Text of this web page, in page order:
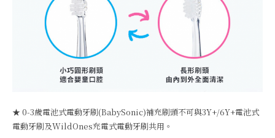
★ 0-3歲電池式電動牙刷(BabySonic)補充刷頭不可與3Y+/6Y+電池式
電動牙刷及WildOnes充電式電動牙刷共用。